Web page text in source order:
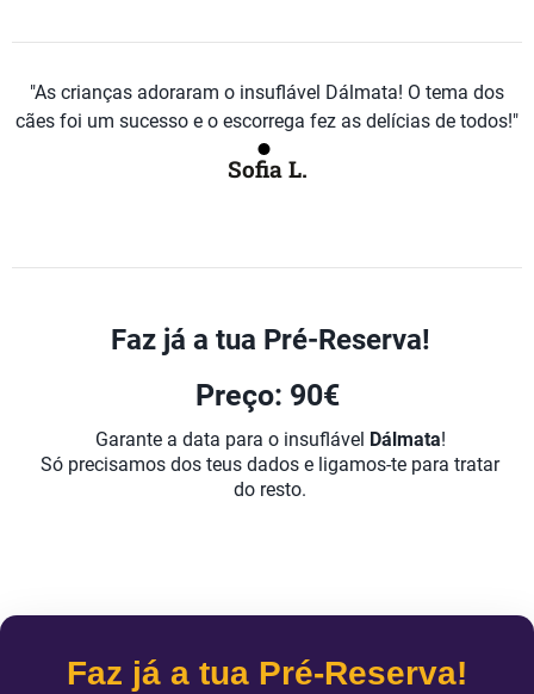
"As crianças adoraram o insuflável Dálmata! O tema dos
cães foi um sucesso e o escorrega fez as delícias de todos!"
Sofia L.
Faz já a tua Pré-Reserva!
Preço: 90€
Garante a data para o insuflável Dálmata!
Só precisamos dos teus dados e ligamos-te para tratar
do resto.
Faz já a tua Pré-Reserva!